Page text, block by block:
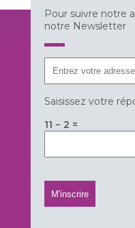
Pour suivre notre
notre Newsletter
Saisissez votre
11 − 2 =